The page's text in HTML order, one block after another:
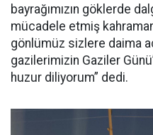
bayrağımızın göklerde
mücadele etmiş
gönlümüz sizlere daima
gazilerimizin Gaziler
huzur diliyorum” dedi.